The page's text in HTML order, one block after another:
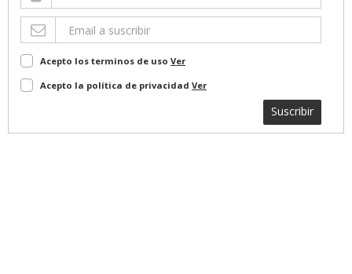
Acepto los terminos de uso Ver
Acepto la política de privacidad Ver
Suscribir